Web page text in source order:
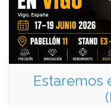
Estaremos